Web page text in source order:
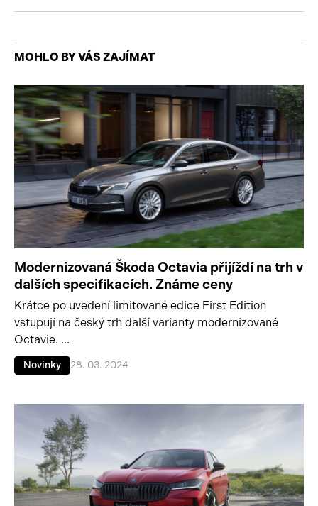
MOHLO BY VÁS ZAJÍMAT
Modernizovaná Škoda Octavia přijíždí na trh v
dalších specifikacích. Známe ceny
Krátce po uvedení limitované edice First Edition
vstupují na český trh další varianty modernizované
Octavie. ...
Novinky 28. 03. 2024